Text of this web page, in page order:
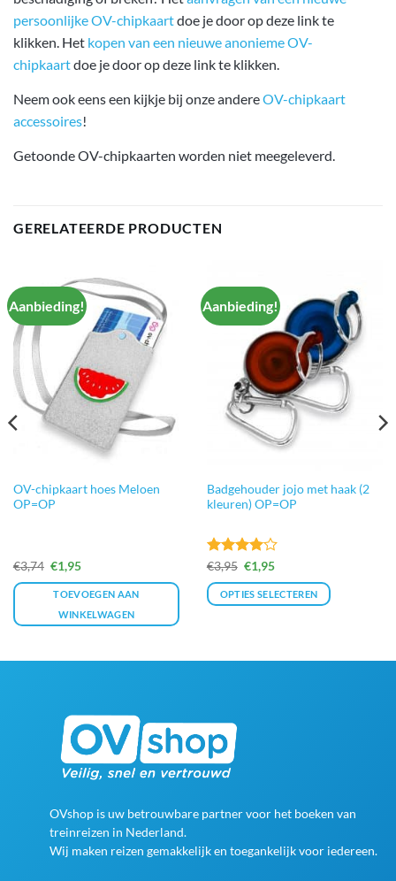
persoonlijke OV-chipkaartdoe je door op deze link te
klikken. Het kopen van een nieuwe anonieme OV-
chipkaartdoe je door op deze link te klikken.
Neem ook eens een kijkje bij onze andereOV-chipkaart
accessoires!
Getoonde OV-chipkaarten worden niet meegeleverd.
GERELATEERDE PRODUCTEN
Aanbieding!
OV-chipkaart hoes Meloen
OP=OP
€3,74 Oorspronkelijke
prijs
was:
€3,74.
€1,95Huidige
is:
€1,95.
TOEVOEGEN AAN
WINKELWAGEN
Aanbieding!
Badgehouder jojo met haak (2
kleuren) OP=OP
Gewaardeerd
4uit 5
€3,95 Oorspronkelijke
prijs
was:
€3,95.
€1,95Huidige
is:
€1,95.
OPTIES SELECTEREN
Deze
optie
kan
gekozen
op
productpagina
OVshop is uw betrouwbare partner voor het boeken van
treinreizen in Nederland.
Wij maken reizen gemakkelijk en toegankelijk voor iedereen.